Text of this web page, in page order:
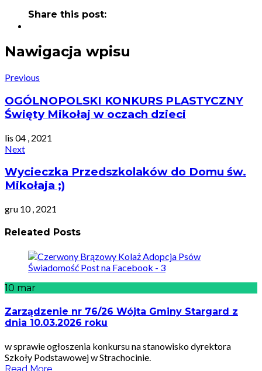
Share this post:
Nawigacja wpisu
Previous
OGÓLNOPOLSKI KONKURS PLASTYCZNY
Święty Mikołaj w oczach dzieci
lis 04 , 2021
Next
Wycieczka Przedszkolaków do Domu św.
Mikołaja ;)
gru 10 , 2021
Releated Posts
10 mar
Zarządzenie nr 76/26 Wójta Gminy Stargard z
dnia 10.03.2026 roku
w sprawie ogłoszenia konkursu na stanowisko dyrektora
Szkoły Podstawowej w Strachocinie.